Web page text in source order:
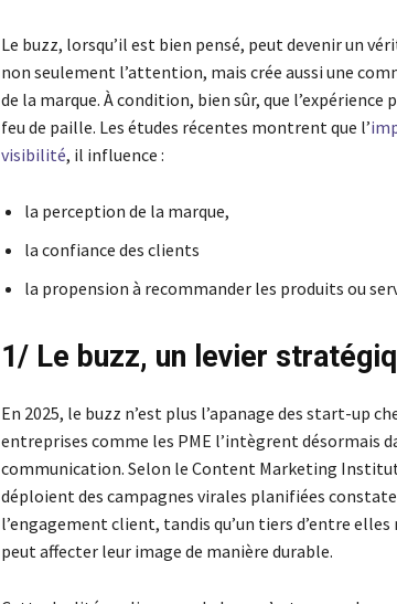
Le buzz, lorsqu’il est bien pensé, peut devenir un
non seulement l’attention, mais crée aussi une
de la marque. À condition, bien sûr, que
feu de paille. Les études récentes montrent que l’
visibilité, il influence :
la perception de la marque,
la confiance des clients
la propension à recommander les produits ou
1/ Le buzz, un levier
En 2025, le buzz n’est plus l’apanage des start-up
entreprises comme les PME l’intègrent désormais
communication. Selon le Content Marketing
déploient des campagnes virales planifiées
l’engagement client, tandis qu’un tiers d’entre
peut affecter leur image de manière durable.